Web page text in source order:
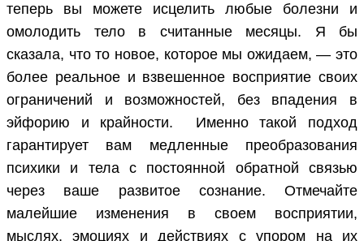
теперь вы можете исцелить любые болезни и
омолодить тело в считанные месяцы. Я бы
сказала, что то новое, которое мы ожидаем, — это
более реальное и взвешенное восприятие своих
ограничений и возможностей, без впадения в
эйфорию и крайности. Именно такой подход
гарантирует вам медленные преобразования
психики и тела с постоянной обратной связью
через ваше развитое сознание. Отмечайте
малейшие изменения в своем восприятии,
мыслях, эмоциях и действиях с упором на их